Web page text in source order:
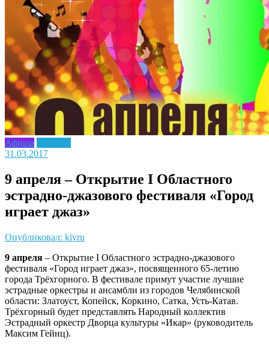
Афиша
31.03.2017
9 апреля – Открытие I Областного
эстрадно-джазового фестиваля «Город
играет джаз»
Опубликовал: kivru
9 апреля – Открытие I Областного эстрадно-джазового
фестиваля «Город играет джаз», посвященного 65-летию
города Трёхгорного. В фестивале примут участие лучшие
эстрадные оркестры и ансамбли из городов Челябинской
области: Златоуст, Копейск, Коркино, Сатка, Усть-Катав.
Трёхгорный будет представлять Народный коллектив
Эстрадный оркестр Дворца культуры «Икар» (руководитель
Максим Гейнц).